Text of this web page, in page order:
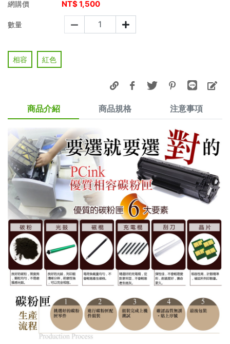
網購價
NT$1,500
數量
相容 紅色
商品介紹 商品規格 注意事項